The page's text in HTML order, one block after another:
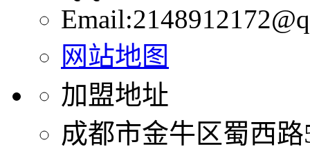
网站地图
加盟地址
成都市金牛区蜀西